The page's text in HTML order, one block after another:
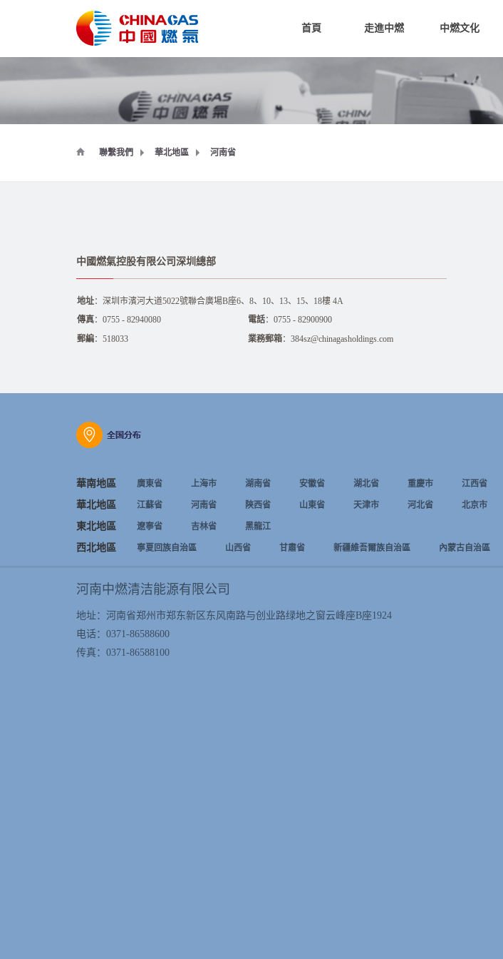
首頁 走進中燃 中燃文化
聯繫我們 華北地區 河南省
中國燃氣控股有限公司深圳總部
地址：深圳市濱河大道5022號聯合廣場B座6、8、10、13、15、18樓 4A
傳真：0755 - 82940080 電話：0755 - 82900900
郵編：518033 業務郵箱：384sz@chinagasholdings.com
華南地區 廣東省 上海市 湖南省 安徽省 湖北省 重慶市 江西省
華北地區 江蘇省 河南省 陝西省 山東省 天津市 河北省 北京市
東北地區 遼寧省 吉林省 黑龍江
西北地區 寧夏回族自治區 山西省 甘肅省 新疆維吾爾族自治區 內蒙古自治區
河南中燃清洁能源有限公司
地址：河南省郑州市郑东新区东风南路与创业路绿地之窗云峰座B座1924
电话：0371-86588600
传真：0371-86588100